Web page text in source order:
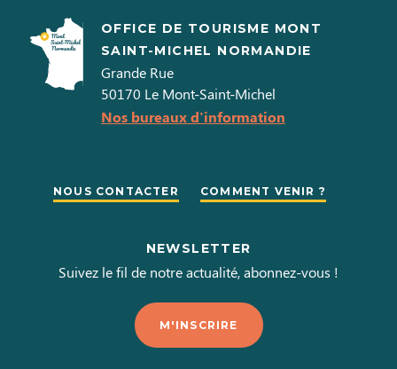
OFFICE DE TOURISME MONT
SAINT-MICHEL NORMANDIE
Grande Rue
50170 Le Mont-Saint-Michel
Nos bureaux d'information
NOUS CONTACTER COMMENT VENIR ?
NEWSLETTER
Suivez le fil de notre actualité, abonnez-vous !
M'INSCRIRE